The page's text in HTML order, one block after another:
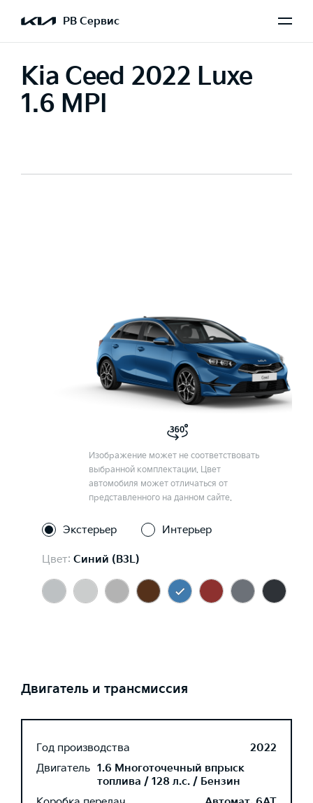
РВ Сервис
Kia Ceed 2022 Luxe
1.6 MPI
Изображение может не соответствовать
выбранной комплектации. Цвет
автомобиля может отличаться от
представленного на данном сайте.
Экстерьер Интерьер
Цвет: Синий (B3L)
Двигатель и трансмиссия
Год производства
2022
Двигатель 1.6 Многоточечный впрыск
топлива / 128 л.с. / Бензин